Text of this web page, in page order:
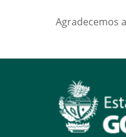
Agradecemos